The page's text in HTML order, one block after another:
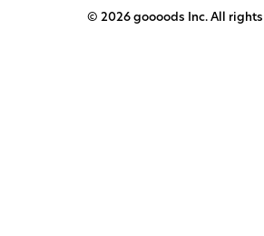
© 2026 goooods Inc. All